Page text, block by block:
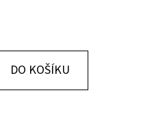
DO KOŠÍKU